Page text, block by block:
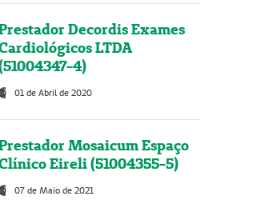
Decordis Exames
LTDA
4)
01 de Abril de 2020
Mosaicum Espaço
Eireli (51004355-5)
07 de Maio de 2021